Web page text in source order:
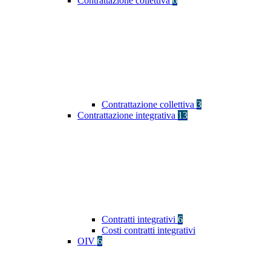
Contrattazione collettiva 3
Contrattazione integrativa 13
Contratti integrativi 6
Costi contratti integrativi
OIV 6